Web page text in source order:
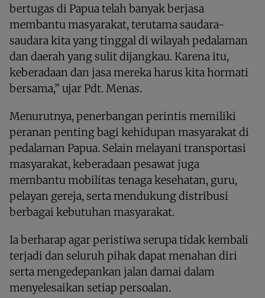
bertugas di Papua telah banyak berjasa
membantu masyarakat, terutama saudara-
saudara kita yang tinggal di wilayah pedalaman
dan daerah yang sulit dijangkau. Karena itu,
keberadaan dan jasa mereka harus kita hormati
bersama,” ujar Pdt. Menas.
Menurutnya, penerbangan perintis memiliki
peranan penting bagi kehidupan masyarakat di
pedalaman Papua. Selain melayani transportasi
masyarakat, keberadaan pesawat juga
membantu mobilitas tenaga kesehatan, guru,
pelayan gereja, serta mendukung distribusi
berbagai kebutuhan masyarakat.
Ia berharap agar peristiwa serupa tidak kembali
terjadi dan seluruh pihak dapat menahan diri
serta mengedepankan jalan damai dalam
menyelesaikan setiap persoalan.